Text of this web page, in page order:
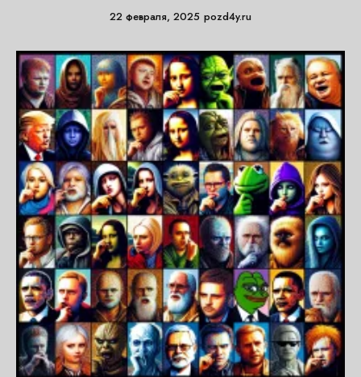
22 февраля, 2025 pozd4y.ru